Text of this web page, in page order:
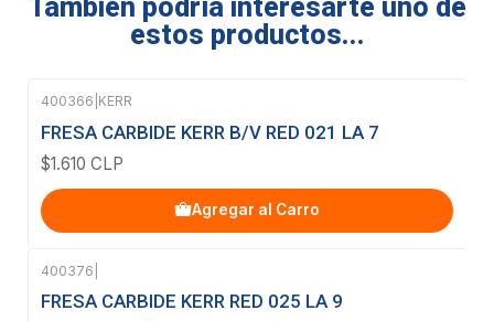
También podría interesarte uno de
estos productos...
400366 KERR
FRESA CARBIDE KERR B/V RED 021 LA 7
$1.610 CLP
Agregar al Carro
Agotado
400376
FRESA CARBIDE KERR RED 025 LA 9